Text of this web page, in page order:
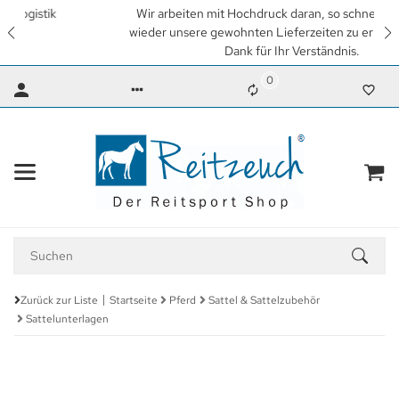
Wir arbeiten mit Hochdruck daran, so schnell wie möglich
wieder unsere gewohnten Lieferzeiten zu erreichen. Vielen
Dank für Ihr Verständnis.
0
Zurück zur Liste Startseite Pferd
Sattel & Sattelzubehör
Sattelunterlagen